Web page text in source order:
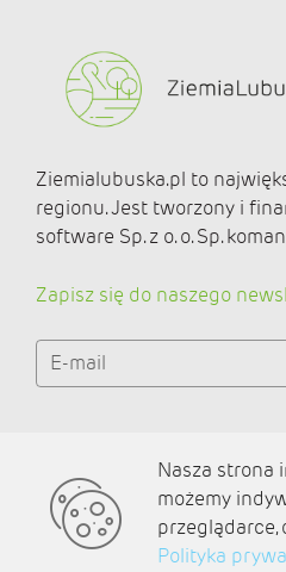
Ziemialubuska.pl to
regionu. Jest tworzony i
software Sp. z o. o. Sp.
Zapisz się do naszego
E-mail
O nas
Kontakt
Polityka prywatności
Nasza strona
możemy
przeglądarce,
Polityka